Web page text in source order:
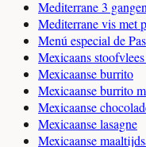
Mediterrane 3
Mediterrane vis met
Menú especial de
Mexicaans
Mexicaanse burrito
Mexicaanse burrito
Mexicaanse
Mexicaanse lasagne
Mexicaanse